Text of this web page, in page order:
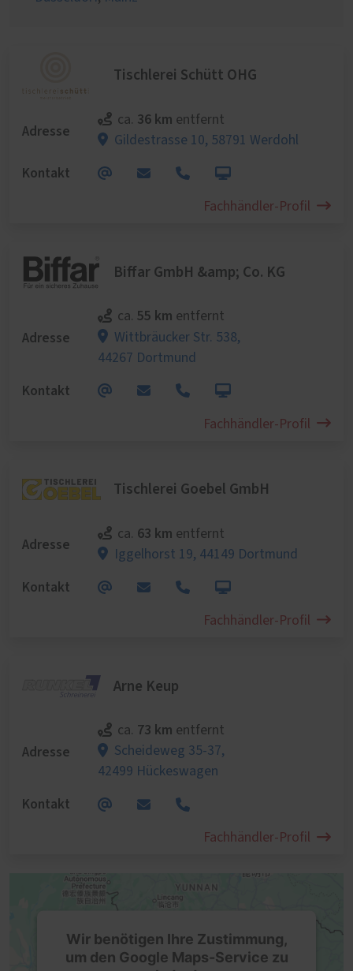
Tischlerei Schütt OHG
Adresse
ca. 36 km entfernt
Gildestrasse 10, 58791 Werdohl
Kontakt
Fachhändler-Profil
Biffar GmbH &amp; Co. KG
Adresse
ca. 55 km entfernt
Wittbräucker Str. 538,
44267 Dortmund
Kontakt
Fachhändler-Profil
Tischlerei Goebel GmbH
Adresse
ca. 63 km entfernt
Iggelhorst 19, 44149 Dortmund
Kontakt
Fachhändler-Profil
Arne Keup
Adresse
ca. 73 km entfernt
Scheideweg 35-37,
42499 Hückeswagen
Kontakt
Fachhändler-Profil
Wir benötigen Ihre Zustimmung,
um den Google Maps-Service zu